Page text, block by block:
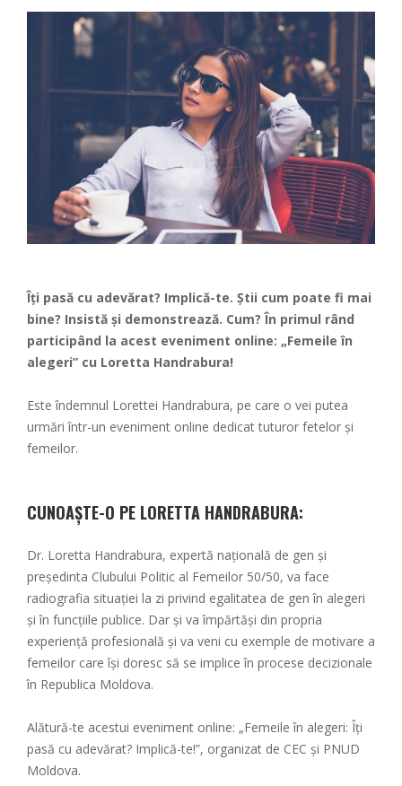
Îți pasă cu adevărat? Implică-te. Știi cum poate fi mai
bine? Insistă și demonstrează. Cum? În primul rând
participând la acest eveniment online: „Femeile în
alegeri” cu Loretta Handrabura!
Este îndemnul Lorettei Handrabura, pe care o vei putea
urmări într-un eveniment online dedicat tuturor fetelor și
femeilor.
CUNOAȘTE-O PE LORETTA HANDRABURA:
Dr. Loretta Handrabura, expertă națională de gen și
președinta Clubului Politic al Femeilor 50/50, va face
radiografia situației la zi privind egalitatea de gen în alegeri
și în funcțiile publice. Dar și va împărtăși din propria
experiență profesională și va veni cu exemple de motivare a
femeilor care își doresc să se implice în procese decizionale
în Republica Moldova.
Alătură-te acestui eveniment online: „Femeile în alegeri: Îți
pasă cu adevărat? Implică-te!”, organizat de CEC și PNUD
Moldova.